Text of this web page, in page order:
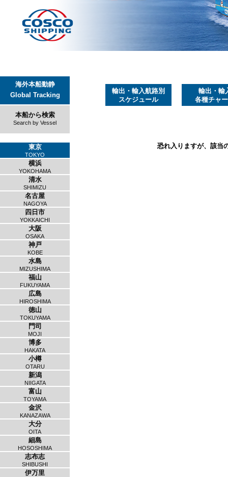
海外本船動静
Global Tracking
本船から検索
Search by Vessel
東京
TOKYO
横浜
YOKOHAMA
清水
SHIMIZU
名古屋
NAGOYA
四日市
YOKKAICHI
大阪
OSAKA
神戸
KOBE
水島
MIZUSHIMA
福山
FUKUYAMA
広島
HIROSHIMA
徳山
TOKUYAMA
門司
MOJI
博多
HAKATA
小樽
OTARU
新潟
NIIGATA
富山
TOYAMA
金沢
KANAZAWA
大分
OITA
細島
HOSOSHIMA
志布志
SHIBUSHI
伊万里
輸出・輸入航路別
スケジュール
輸出・輸
各種チャ
恐れ入りますが、該当